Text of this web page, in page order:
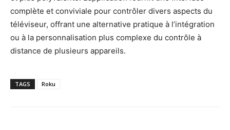
complète et conviviale pour contrôler divers aspects du
téléviseur, offrant une alternative pratique à l’intégration
ou à la personnalisation plus complexe du contrôle à
distance de plusieurs appareils.
TAGS Roku